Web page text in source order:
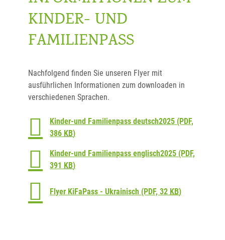
KINDER- UND
FAMILIENPASS
Nachfolgend finden Sie unseren Flyer mit
ausführlichen Informationen zum downloaden in
verschiedenen Sprachen.
Kinder-und Familienpass deutsch2025 (PDF,
386 KB)
Kinder-und Familienpass englisch2025 (PDF,
391 KB)
Flyer KiFaPass - Ukrainisch (PDF, 32 KB)